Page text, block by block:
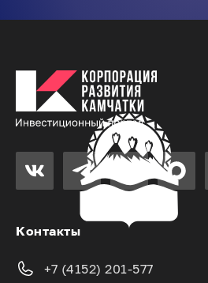
Контакты
+7 (4152) 201-577